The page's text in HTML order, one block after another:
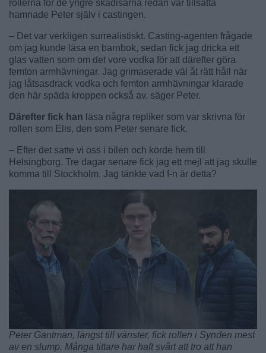
rollerna för de yngre skådisarna redan var tillsatta
hamnade Peter själv i castingen.
– Det var verkligen surrealistiskt. Casting-agenten frågade
om jag kunde läsa en barnbok, sedan fick jag dricka ett
glas vatten som om det vore vodka för att därefter göra
femton armhävningar. Jag grimaserade väl åt rätt håll när
jag låtsasdrack vodka och femton armhävningar klarade
den här späda kroppen också av, säger Peter.
Därefter fick han läsa några repliker som var skrivna för
rollen som Elis, den som Peter senare fick.
– Efter det satte vi oss i bilen och körde hem till
Helsingborg. Tre dagar senare fick jag ett mejl att jag skulle
komma till Stockholm. Jag tänkte vad f-n är detta?
Peter Gantman, längst till vänster, fick rollen i Synden mest
av en slump. Många tittare har haft svårt att tro att han